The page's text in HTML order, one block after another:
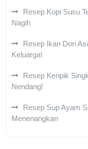
Resep Kopi Susu
Nagih
Resep Ikan Dori
Keluarga!
Resep Keripik
Nendang!
Resep Sup Ayam
Menenangkan